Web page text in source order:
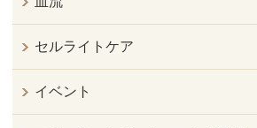
セルライトケア
イベント